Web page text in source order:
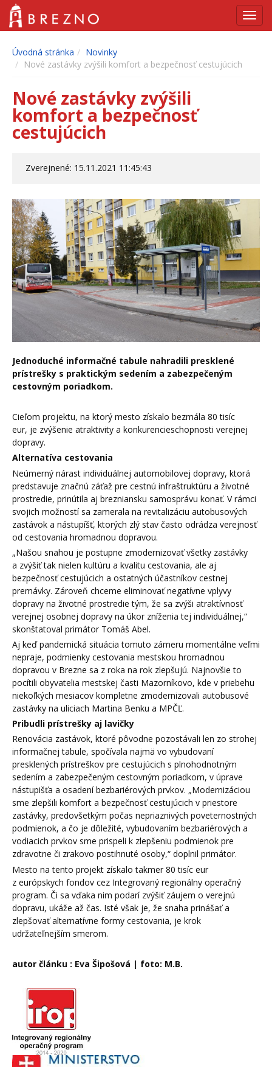
Úvodná stránka
Novinky
Nové zastávky zvýšili komfort a bezpečnosť cestujúcich
Nové zastávky zvýšili
komfort a bezpečnosť
cestujúcich
Zverejnené: 15.11.2021 11:45:43
Jednoduché informačné tabule nahradili presklené
prístrešky s praktickým sedením a zabezpečeným
cestovným poriadkom.
Cieľom projektu, na ktorý mesto získalo bezmála 80 tisíc
eur, je zvýšenie atraktivity a konkurencieschopnosti verejnej
dopravy.
Alternatíva cestovania
Neúmerný nárast individuálnej automobilovej dopravy, ktorá
predstavuje značnú záťaž pre cestnú infraštruktúru a životné
prostredie, prinútila aj brezniansku samosprávu konať. V rámci
svojich možností sa zamerala na revitalizáciu autobusových
zastávok a nástupíšť, ktorých zlý stav často odrádza verejnosť
od cestovania hromadnou dopravou.
„Našou snahou je postupne zmodernizovať všetky zastávky
a zvýšiť tak nielen kultúru a kvalitu cestovania, ale aj
bezpečnosť cestujúcich a ostatných účastníkov cestnej
premávky. Zároveň chceme eliminovať negatívne vplyvy
dopravy na životné prostredie tým, že sa zvýši atraktívnosť
verejnej osobnej dopravy na úkor zníženia tej individuálnej,“
skonštatoval primátor Tomáš Abel.
Aj keď pandemická situácia tomuto zámeru momentálne veľmi
nepraje, podmienky cestovania mestskou hromadnou
dopravou v Brezne sa z roka na rok zlepšujú. Najnovšie to
pocítili obyvatelia mestskej časti Mazorníkovo, kde v priebehu
niekoľkých mesiacov kompletne zmodernizovali autobusové
zastávky na uliciach Martina Benku a MPČĽ.
Pribudli prístrešky aj lavičky
Renovácia zastávok, ktoré pôvodne pozostávali len zo strohej
informačnej tabule, spočívala najmä vo vybudovaní
presklených prístreškov pre cestujúcich s plnohodnotným
sedením a zabezpečeným cestovným poriadkom, v úprave
nástupišťa a osadení bezbariérových prvkov. „Modernizáciou
sme zlepšili komfort a bezpečnosť cestujúcich v priestore
zastávky, predovšetkým počas nepriaznivých poveternostných
podmienok, a čo je dôležité, vybudovaním bezbariérových a
vodiacich prvkov sme prispeli k zlepšeniu podmienok pre
zdravotne či zrakovo postihnuté osoby,“ doplnil primátor.
Mesto na tento projekt získalo takmer 80 tisíc eur
z európskych fondov cez Integrovaný regionálny operačný
program. Či sa vďaka nim podarí zvýšiť záujem o verejnú
dopravu, ukáže až čas. Isté však je, že snaha prinášať a
zlepšovať alternatívne formy cestovania, je krok
udržateľnejším smerom.
autor článku : Eva Šipošová | foto: M.B.